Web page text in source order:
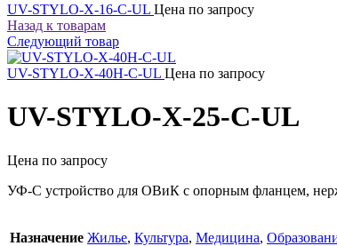
UV-STYLO-X-16-C-UL Цена по запросу
Назад к товарам
Следующий товар
UV-STYLO-X-40H-C-UL Цена по запросу
UV-STYLO-X-25-C-UL
Цена по запросу
УФ-С устройство для ОВиК с опорным фланцем,
Назначение Жилье, Культура, Медицина,